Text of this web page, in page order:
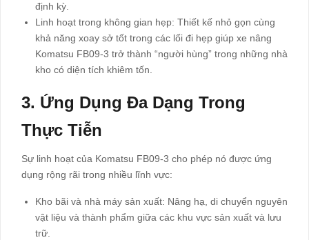
định kỳ.
Linh hoạt trong không gian hẹp: Thiết kế nhỏ gọn cùng
khả năng xoay sở tốt trong các lối đi hẹp giúp xe nâng
Komatsu FB09-3 trở thành “người hùng” trong những nhà
kho có diện tích khiêm tốn.
3. Ứng Dụng Đa Dạng Trong
Thực Tiễn
Sự linh hoạt của Komatsu FB09-3 cho phép nó được ứng
dụng rộng rãi trong nhiều lĩnh vực:
Kho bãi và nhà máy sản xuất: Nâng hạ, di chuyển nguyên
vật liệu và thành phẩm giữa các khu vực sản xuất và lưu
trữ.